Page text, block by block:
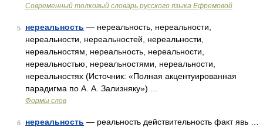
Современный толковый словарь русского языка Ефремовой
5 нереальность — нереальность, нереальности,
нереальности, нереальностей, нереальности,
нереальностям, нереальность, нереальности,
нереальностью, нереальностями, нереальности,
нереальностях (Источник: «Полная акцентуированная
парадигма по А. А. Зализняку») …
Формы слов
6 нереальность — реальность действительность факт явь …